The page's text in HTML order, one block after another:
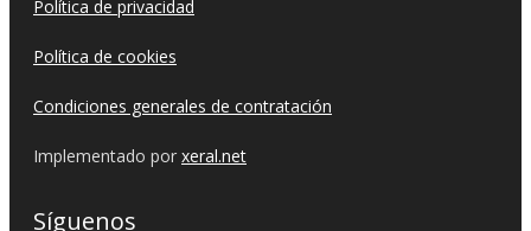
Política de privacidad
Política de cookies
Condiciones generales de contratación
Implementado por xeral.net
Síguenos